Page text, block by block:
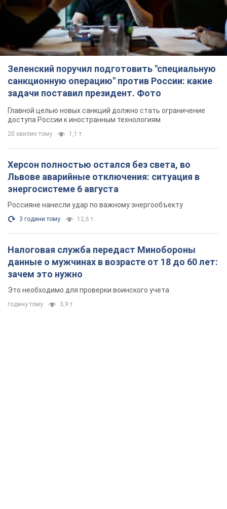
Зеленский поручил подготовить "специальную
санкционную операцию" против России: какие
задачи поставил президент. Фото
Главной целью новых санкций должно стать ограничение
доступа России к иностранным технологиям
20 хвилин тому 1,1 т.
Херсон полностью остался без света, во
Львове аварийные отключения: ситуация в
энергосистеме 6 августа
Россияне нанесли удар по важному энергообъекту
3 години тому 12,6 т.
Налоговая служба передаст Минобороны
данные о мужчинах в возрасте от 18 до 60 лет:
зачем это нужно
Это необходимо для проверки воинского учета
годину тому 3,9 т.